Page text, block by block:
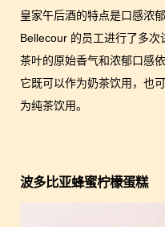
皇家午后酒的特点是口感浓
Bellecour 的员工进行了多次
茶叶的原始香气和浓郁口感依
它既可以作为奶茶饮用，也
为纯茶饮用。
波多比亚蜂蜜柠檬蛋糕